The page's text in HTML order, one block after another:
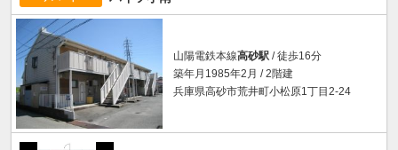
山陽電鉄本線高砂駅 / 徒歩16分
築年月1985年2月 / 2階建
兵庫県高砂市荒井町小松原1丁目2-24